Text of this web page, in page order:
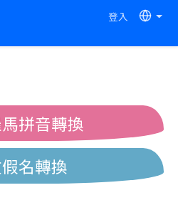
登入
拼音轉換
名轉換